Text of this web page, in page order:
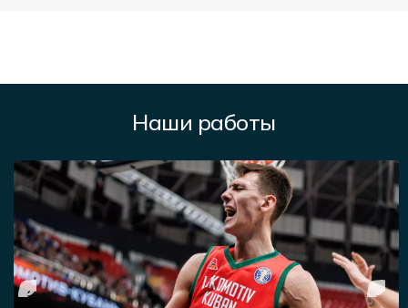
Наши работы